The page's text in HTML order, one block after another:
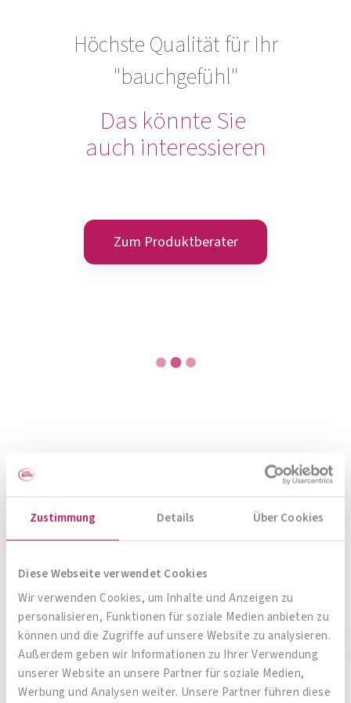
Zustimmung Details Über Cookies
Diese Webseite verwendet Cookies
Wir verwenden Cookies, um Inhalte und Anzeigen zu
personalisieren, Funktionen für soziale Medien anbieten zu
können und die Zugriffe auf unsere Website zu analysieren.
Außerdem geben wir Informationen zu Ihrer Verwendung
unserer Website an unsere Partner für soziale Medien,
Werbung und Analysen weiter. Unsere Partner führen diese
Höchste Qualität für Ihr
"bauchgefühl"
Das könnte Sie
auch interessieren
Zum Produktberater
META-CARE® Osteo Fit
Knochen-Kombination
Zum Produkt